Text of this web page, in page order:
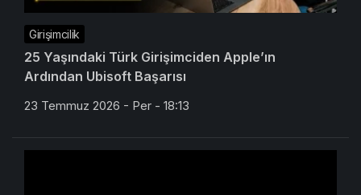
Girişimcilik
25 Yaşındaki Türk Girişimciden Apple’ın
Ardından Ubisoft Başarısı
23 Temmuz 2026 - Per - 18:13